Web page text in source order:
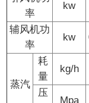
率
kw
辅风机功
率
kw
蒸汽
耗
量
kg/h
压
Mpa